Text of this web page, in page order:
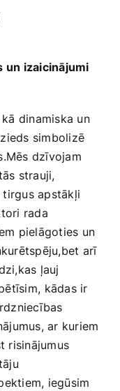
un izaicinājumi
dinamiska un
simbolizē
dzīvojam
strauji,
tirgus apstākļi
rada
pielāgoties un
arī
ļauj
kādas ir
ar kuriem
risinājumus
iegūsim